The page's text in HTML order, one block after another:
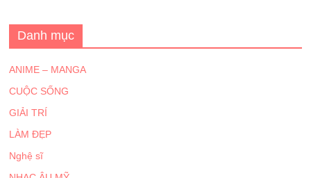
Danh mục
ANIME – MANGA
CUỘC SỐNG
GIẢI TRÍ
LÀM ĐẸP
Nghệ sĩ